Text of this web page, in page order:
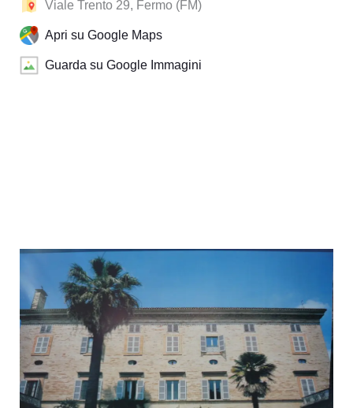
Viale Trento 29, Fermo (FM)
Apri su Google Maps
Guarda su Google Immagini